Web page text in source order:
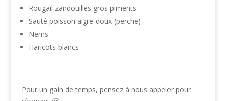
Rougail zandouilles gros piments
Sauté poisson aigre-doux (perche)
Nems
Haricots blancs
Pour un gain de temps, pensez à nous appeler pour